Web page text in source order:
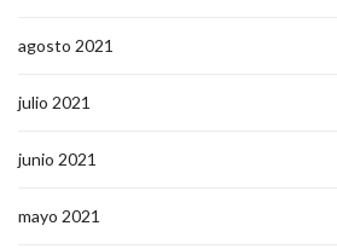
agosto 2021
julio 2021
junio 2021
mayo 2021